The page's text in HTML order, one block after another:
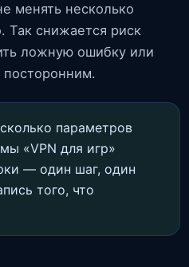
менять несколько
Так снижается риск
ложную ошибку или
посторонним.
параметров
«VPN для игр»
— один шаг, один
того, что